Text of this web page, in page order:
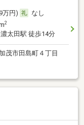
万円)
なし
2
太田駅 徒歩14分
茂市田島町４丁目